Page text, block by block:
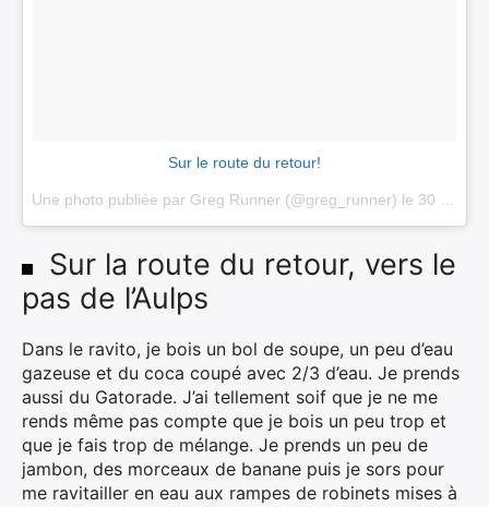
Sur le route du retour!
Une photo publiée par Greg Runner (@greg_runner) le 30 Mai 2015 à 2h45 PDT
Sur la route du retour, vers le
pas de l’Aulps
Dans le ravito, je bois un bol de soupe, un peu d’eau
gazeuse et du coca coupé avec 2/3 d’eau. Je prends
aussi du Gatorade. J’ai tellement soif que je ne me
rends même pas compte que je bois un peu trop et
que je fais trop de mélange. Je prends un peu de
jambon, des morceaux de banane puis je sors pour
me ravitailler en eau aux rampes de robinets mises à